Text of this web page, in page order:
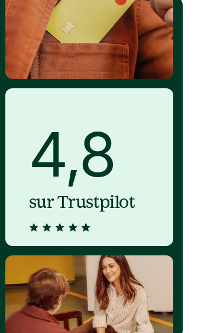
4,8
sur Trustpilot